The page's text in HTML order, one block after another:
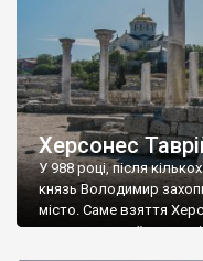
Херсонес
У 988 році, після
князь Володимир
місто. Саме взяття
диктувати свої умови